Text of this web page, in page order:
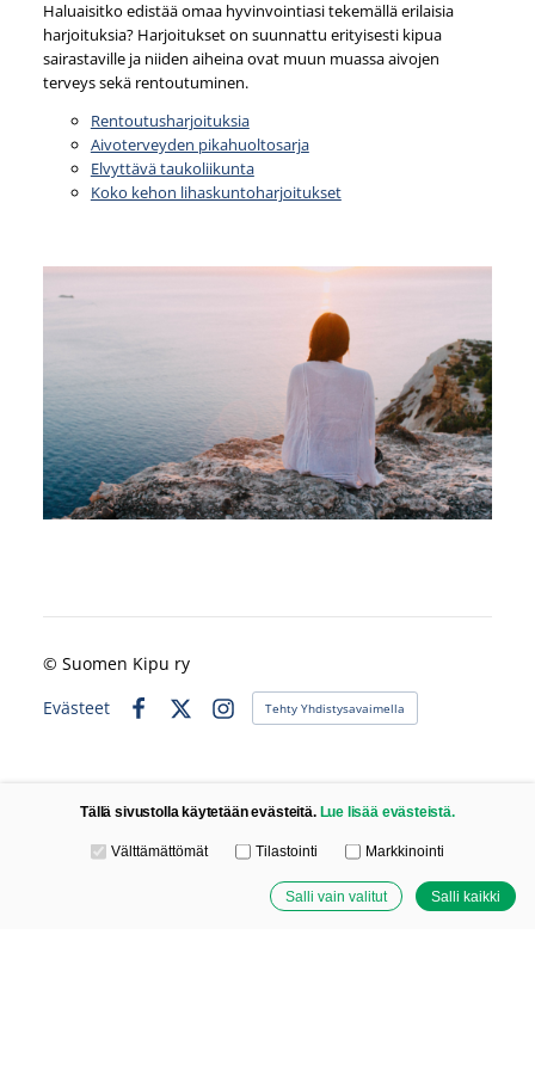
Haluaisitko edistää omaa hyvinvointiasi tekemällä erilaisia
harjoituksia? Harjoitukset on suunnattu erityisesti kipua
sairastaville ja niiden aiheina ovat muun muassa aivojen
terveys sekä rentoutuminen.
Rentoutusharjoituksia
Aivoterveyden pikahuoltosarja
Elvyttävä taukoliikunta
Koko kehon lihaskuntoharjoitukset
© Suomen Kipu ry
Evästeet
Instagram
Tehty Yhdistysavaimella
Tällä sivustolla käytetään evästeitä. Lue lisää evästeistä.
Valitse käytettävät evästeet
Välttämättömät Tilastointi Markkinointi
Salli vain valitut Salli kaikki